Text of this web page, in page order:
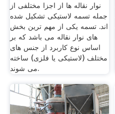
نوار نقاله ها از اجزا مختلفی از
جمله تسمه لاستیکی تشکیل شده
اند. تسمه یکی از مهم ترین بخش
های نوار نقاله می باشد که بر
اساس نوع کاربرد از جنس های
مختلف (لاستیکی یا فلزی) ساخته
می شوند.